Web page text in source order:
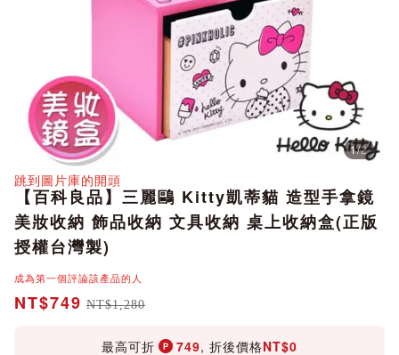
1/2
跳到圖片庫的開頭
【百科良品】三麗鷗 Kitty凱蒂貓 造型手拿鏡
美妝收納 飾品收納 文具收納 桌上收納盒(正版
授權台灣製)
成為第一個評論該產品的人
NT$749 NT$1,280
最高可折 749, 折後價格NT$0